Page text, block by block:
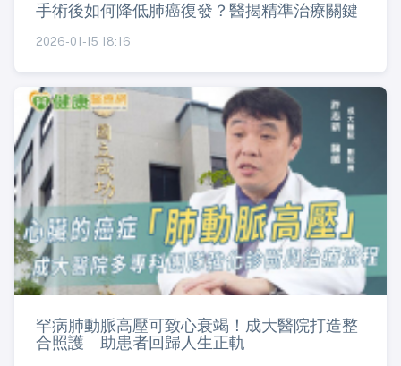
手術後如何降低肺癌復發？醫揭精準治療關鍵
2026-01-15 18:16
罕病肺動脈高壓可致心衰竭！成大醫院打造整
合照護 助患者回歸人生正軌